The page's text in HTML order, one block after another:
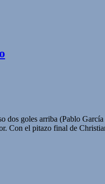
dos goles arriba (Pablo
Con el pitazo final de